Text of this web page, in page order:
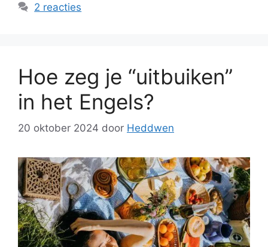
2 reacties
Hoe zeg je “uitbuiken”
in het Engels?
20 oktober 2024 door Heddwen